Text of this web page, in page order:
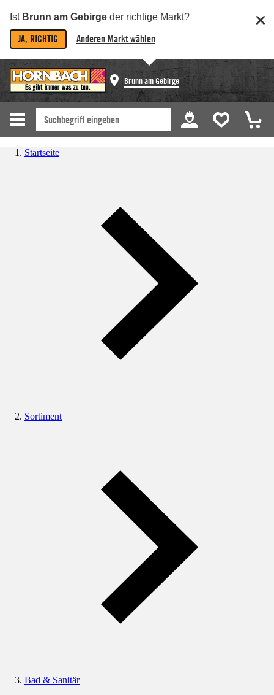
Ist Brunn am Gebirge der richtige Markt?
JA, RICHTIG Anderen Markt wählen
Brunn am Gebirge
Startseite
Sortiment
Bad & Sanitär